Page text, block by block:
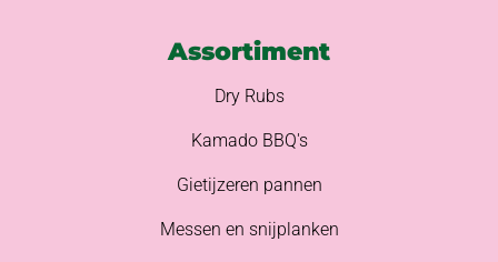
Assortiment
Dry Rubs
Kamado BBQ's
Gietijzeren pannen
Messen en snijplanken